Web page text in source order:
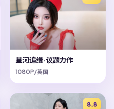
星河追缉·议题力作
1080P/英国
8.8